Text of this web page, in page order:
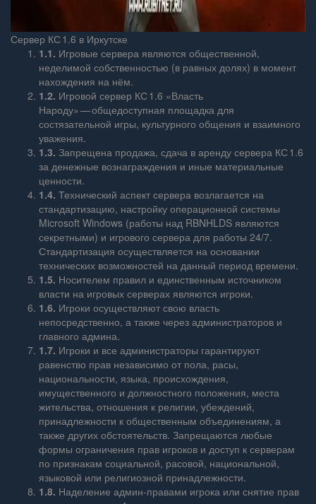
Сервер КС 1.6 в Иркутске
1.1. Игровые сервера являются общественной,
неделимой собственностью (в равных долях) в момент
нахождения на нём.
1.2. Игровой сервер КС 1.6 «Власть
Народу» — общедоступная площадка для
состязательной игры, культурного общения и взаимного
уважения.
1.3. Запрещена продажа, сдача в аренду сервера КС 1.6
за денежные вознаграждения и иные материальные
ценности.
1.4. Технический аспект сервера возлагается на
стандартизацию, настройку операционной системы
Microsoft Windows (работы над RBNHLDS являются
секретными) и игрового сервера для работы 24/7.
Стандартизация осуществляется на основании
технических возможностей на данный период времени.
1.5. Носителем правил и единственным источником
власти на игровых серверах являются игроки.
1.6. Игроки осуществляют свою власть
непосредственно, а также через администраторов и
главного админа.
1.7. Игроки и все администраторы гарантируют
равенство прав независимо от пола, расы,
национальности, языка, происхождения,
имущественного и должностного положения, места
жительства, отношения к религии, убеждений,
принадлежности к общественным объединениям, а
также других обстоятельств. Запрещаются любые
формы ограничения прав игроков и доступ к серверам
по признакам социальной, расовой, национальной,
языковой или религиозной принадлежности.
1.8. Наделение админ‑правами игрока или снятие прав